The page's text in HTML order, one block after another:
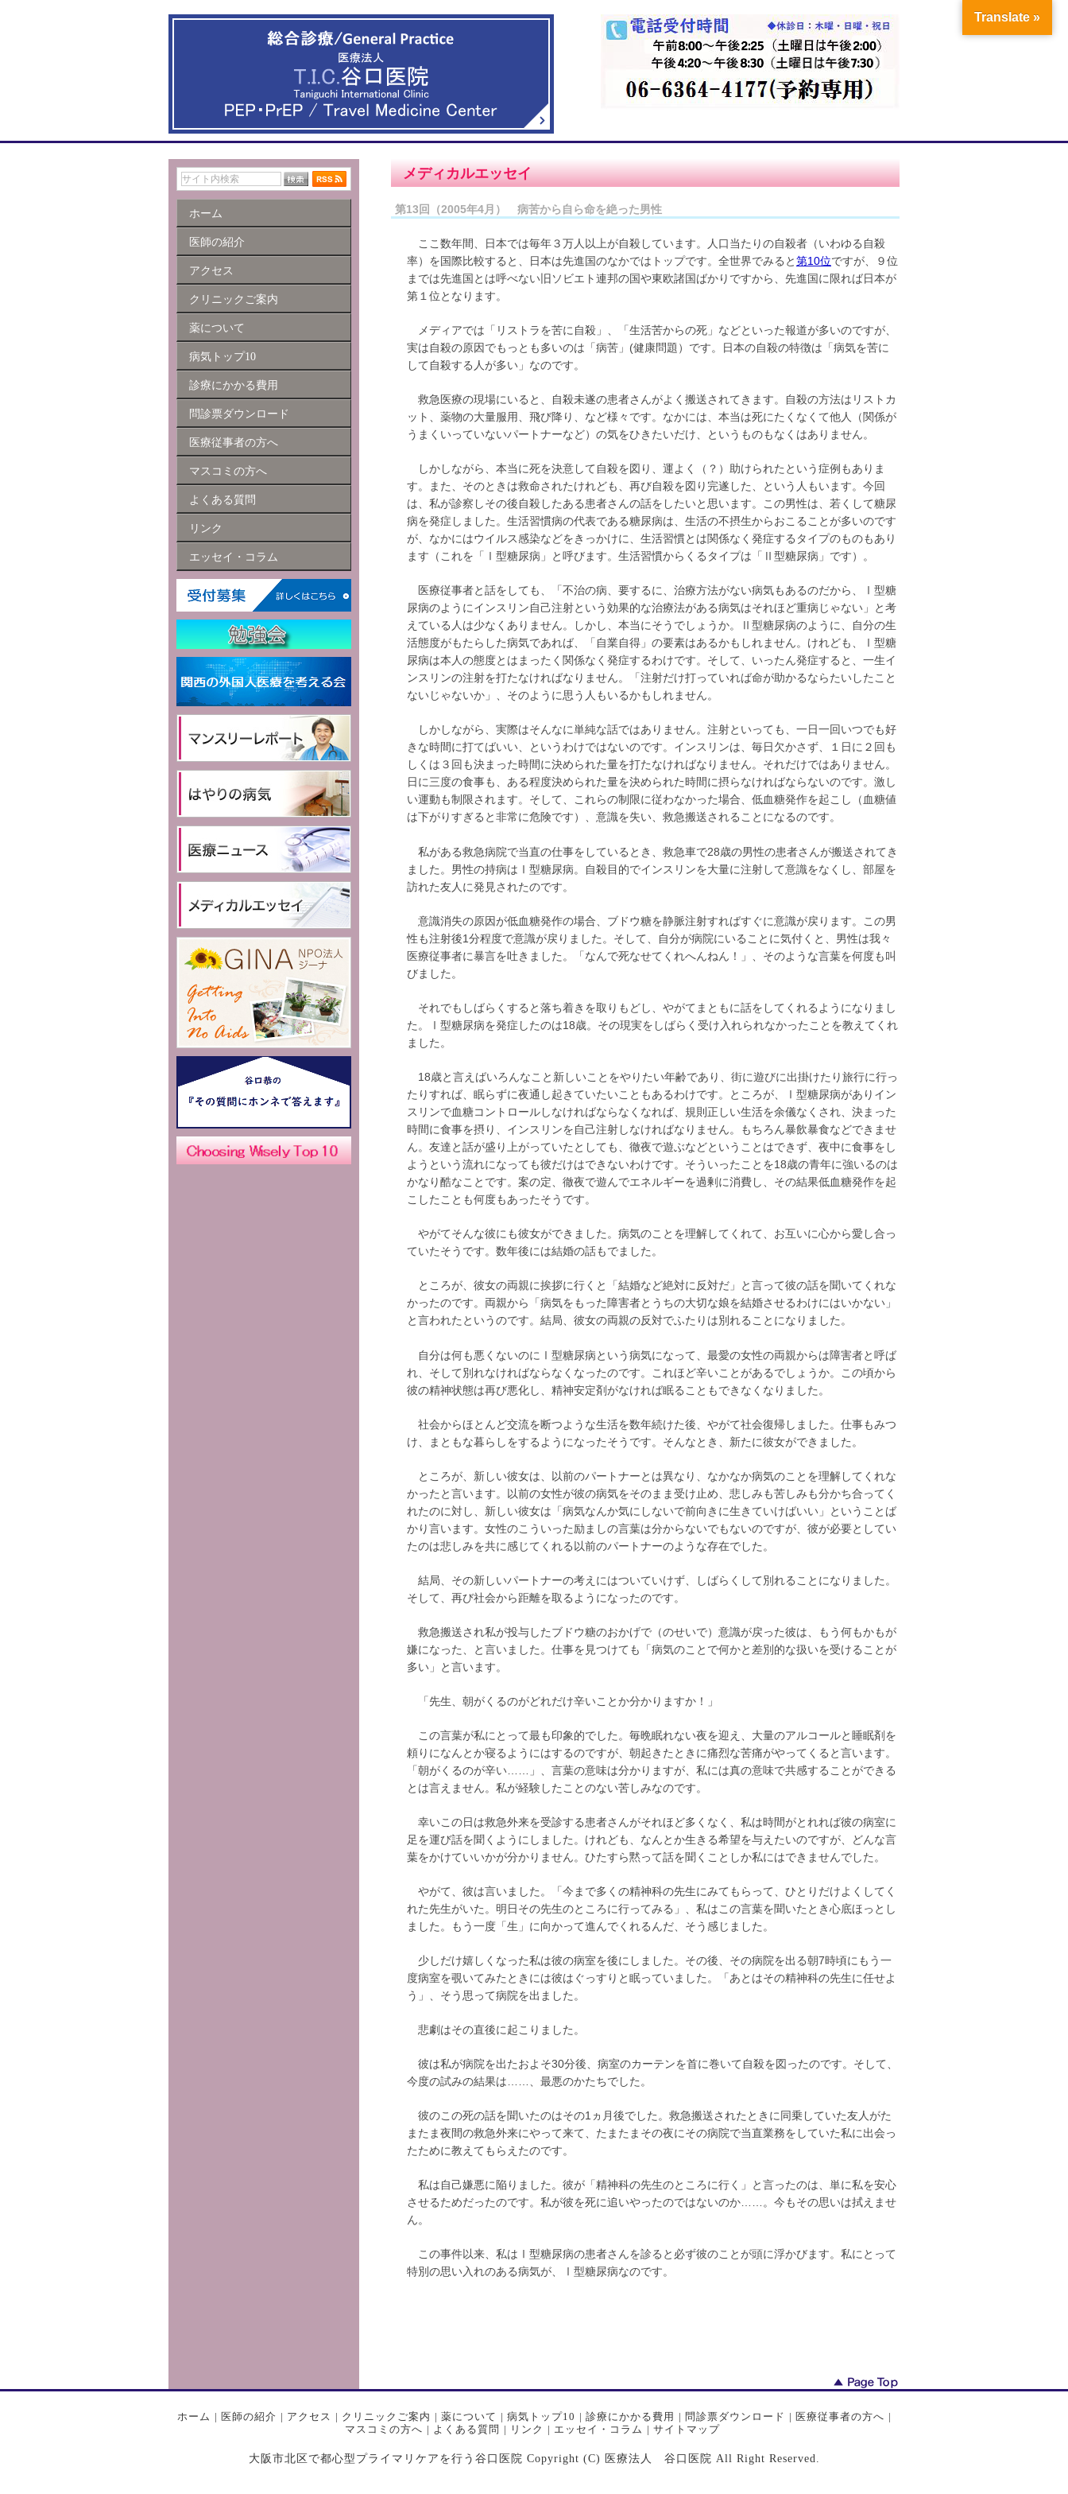
メディカルエッセイ
第13回（2005年4月） 病苦から自ら命を絶った男性
ここ数年間、日本では毎年３万人以上が自殺しています。人口当たりの自殺者（いわゆる自殺
率）を国際比較すると、日本は先進国のなかではトップです。全世界でみると第10位ですが、９位
までは先進国とは呼べない旧ソビエト連邦の国や東欧諸国ばかりですから、先進国に限れば日本が
第１位となります。
メディアでは「リストラを苦に自殺」、「生活苦からの死」などといった報道が多いのですが、
実は自殺の原因でもっとも多いのは「病苦」(健康問題）です。日本の自殺の特徴は「病気を苦に
して自殺する人が多い」なのです。
救急医療の現場にいると、自殺未遂の患者さんがよく搬送されてきます。自殺の方法はリストカ
ット、薬物の大量服用、飛び降り、など様々です。なかには、本当は死にたくなくて他人（関係が
うまくいっていないパートナーなど）の気をひきたいだけ、というものもなくはありません。
しかしながら、本当に死を決意して自殺を図り、運よく（？）助けられたという症例もありま
す。また、そのときは救命されたけれども、再び自殺を図り完遂した、という人もいます。今回
は、私が診察しその後自殺したある患者さんの話をしたいと思います。この男性は、若くして糖尿
病を発症しました。生活習慣病の代表である糖尿病は、生活の不摂生からおこることが多いのです
が、なかにはウイルス感染などをきっかけに、生活習慣とは関係なく発症するタイプのものもあり
ます（これを「Ⅰ型糖尿病」と呼びます。生活習慣からくるタイプは「Ⅱ型糖尿病」です）。
医療従事者と話をしても、「不治の病、要するに、治療方法がない病気もあるのだから、Ⅰ型糖
尿病のようにインスリン自己注射という効果的な治療法がある病気はそれほど重病じゃない」と考
えている人は少なくありません。しかし、本当にそうでしょうか。Ⅱ型糖尿病のように、自分の生
活態度がもたらした病気であれば、「自業自得」の要素はあるかもしれません。けれども、Ⅰ型糖
尿病は本人の態度とはまったく関係なく発症するわけです。そして、いったん発症すると、一生イ
ンスリンの注射を打たなければなりません。「注射だけ打っていれば命が助かるならたいしたこと
ないじゃないか」、そのように思う人もいるかもしれません。
しかしながら、実際はそんなに単純な話ではありません。注射といっても、一日一回いつでも好
きな時間に打てばいい、というわけではないのです。インスリンは、毎日欠かさず、１日に２回も
しくは３回も決まった時間に決められた量を打たなければなりません。それだけではありません。
日に三度の食事も、ある程度決められた量を決められた時間に摂らなければならないのです。激し
い運動も制限されます。そして、これらの制限に従わなかった場合、低血糖発作を起こし（血糖値
は下がりすぎると非常に危険です）、意識を失い、救急搬送されることになるのです。
私がある救急病院で当直の仕事をしているとき、救急車で28歳の男性の患者さんが搬送されてき
ました。男性の持病はⅠ型糖尿病。自殺目的でインスリンを大量に注射して意識をなくし、部屋を
訪れた友人に発見されたのです。
意識消失の原因が低血糖発作の場合、ブドウ糖を静脈注射すればすぐに意識が戻ります。この男
性も注射後1分程度で意識が戻りました。そして、自分が病院にいることに気付くと、男性は我々
医療従事者に暴言を吐きました。「なんで死なせてくれへんねん！」、そのような言葉を何度も叫
びました。
それでもしばらくすると落ち着きを取りもどし、やがてまともに話をしてくれるようになりまし
た。Ⅰ型糖尿病を発症したのは18歳。その現実をしばらく受け入れられなかったことを教えてくれ
ました。
18歳と言えばいろんなこと新しいことをやりたい年齢であり、街に遊びに出掛けたり旅行に行っ
たりすれば、眠らずに夜通し起きていたいこともあるわけです。ところが、Ⅰ型糖尿病がありイン
スリンで血糖コントロールしなければならなくなれば、規則正しい生活を余儀なくされ、決まった
時間に食事を摂り、インスリンを自己注射しなければなりません。もちろん暴飲暴食などできませ
ん。友達と話が盛り上がっていたとしても、徹夜で遊ぶなどということはできず、夜中に食事をし
ようという流れになっても彼だけはできないわけです。そういったことを18歳の青年に強いるのは
かなり酷なことです。案の定、徹夜で遊んでエネルギーを過剰に消費し、その結果低血糖発作を起
こしたことも何度もあったそうです。
やがてそんな彼にも彼女ができました。病気のことを理解してくれて、お互いに心から愛し合っ
ていたそうです。数年後には結婚の話もでました。
ところが、彼女の両親に挨拶に行くと「結婚など絶対に反対だ」と言って彼の話を聞いてくれな
かったのです。両親から「病気をもった障害者とうちの大切な娘を結婚させるわけにはいかない」
と言われたというのです。結局、彼女の両親の反対でふたりは別れることになりました。
自分は何も悪くないのにⅠ型糖尿病という病気になって、最愛の女性の両親からは障害者と呼ば
れ、そして別れなければならなくなったのです。これほど辛いことがあるでしょうか。この頃から
彼の精神状態は再び悪化し、精神安定剤がなければ眠ることもできなくなりました。
社会からほとんど交流を断つような生活を数年続けた後、やがて社会復帰しました。仕事もみつ
け、まともな暮らしをするようになったそうです。そんなとき、新たに彼女ができました。
ところが、新しい彼女は、以前のパートナーとは異なり、なかなか病気のことを理解してくれな
かったと言います。以前の女性が彼の病気をそのまま受け止め、悲しみも苦しみも分かち合ってく
れたのに対し、新しい彼女は「病気なんか気にしないで前向きに生きていけばいい」ということば
かり言います。女性のこういった励ましの言葉は分からないでもないのですが、彼が必要としてい
たのは悲しみを共に感じてくれる以前のパートナーのような存在でした。
結局、その新しいパートナーの考えにはついていけず、しばらくして別れることになりました。
そして、再び社会から距離を取るようになったのです。
救急搬送され私が投与したブドウ糖のおかげで（のせいで）意識が戻った彼は、もう何もかもが
嫌になった、と言いました。仕事を見つけても「病気のことで何かと差別的な扱いを受けることが
多い」と言います。
「先生、朝がくるのがどれだけ辛いことか分かりますか！」
この言葉が私にとって最も印象的でした。毎晩眠れない夜を迎え、大量のアルコールと睡眠剤を
頼りになんとか寝るようにはするのですが、朝起きたときに痛烈な苦痛がやってくると言います。
「朝がくるのが辛い……」、言葉の意味は分かりますが、私には真の意味で共感することができる
とは言えません。私が経験したことのない苦しみなのです。
幸いこの日は救急外来を受診する患者さんがそれほど多くなく、私は時間がとれれば彼の病室に
足を運び話を聞くようにしました。けれども、なんとか生きる希望を与えたいのですが、どんな言
葉をかけていいかが分かりません。ひたすら黙って話を聞くことしか私にはできませんでした。
やがて、彼は言いました。「今まで多くの精神科の先生にみてもらって、ひとりだけよくしてく
れた先生がいた。明日その先生のところに行ってみる」、私はこの言葉を聞いたとき心底ほっとし
ました。もう一度「生」に向かって進んでくれるんだ、そう感じました。
少しだけ嬉しくなった私は彼の病室を後にしました。その後、その病院を出る朝7時頃にもう一
度病室を覗いてみたときには彼はぐっすりと眠っていました。「あとはその精神科の先生に任せよ
う」、そう思って病院を出ました。
悲劇はその直後に起こりました。
彼は私が病院を出たおよそ30分後、病室のカーテンを首に巻いて自殺を図ったのです。そして、
今度の試みの結果は……、最悪のかたちでした。
彼のこの死の話を聞いたのはその1ヵ月後でした。救急搬送されたときに同乗していた友人がた
またま夜間の救急外来にやって来て、たまたまその夜にその病院で当直業務をしていた私に出会っ
たために教えてもらえたのです。
私は自己嫌悪に陥りました。彼が「精神科の先生のところに行く」と言ったのは、単に私を安心
させるためだったのです。私が彼を死に追いやったのではないのか……。今もその思いは拭えませ
ん。
この事件以来、私はⅠ型糖尿病の患者さんを診ると必ず彼のことが頭に浮かびます。私にとって
特別の思い入れのある病気が、Ⅰ型糖尿病なのです。
ホーム
医師の紹介
アクセス
クリニックご案内
薬について
病気トップ10
診療にかかる費用
問診票ダウンロード
医療従事者の方へ
マスコミの方へ
よくある質問
リンク
エッセイ・コラム
ホーム | 医師の紹介 | アクセス | クリニックご案内 | 薬について | 病気トップ10 | 診療にかかる費用 | 問診票ダウンロード | 医療従事者の方へ |
マスコミの方へ | よくある質問 | リンク | エッセイ・コラム | サイトマップ
大阪市北区で都心型プライマリケアを行う谷口医院 Copyright (C) 医療法人 谷口医院 All Right Reserved.
Translate »